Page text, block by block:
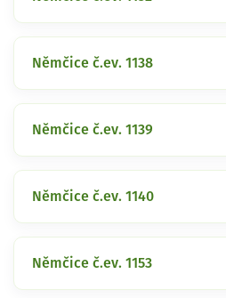
Němčice č.ev. 1138
Němčice č.ev. 1139
Němčice č.ev. 1140
Němčice č.ev. 1153